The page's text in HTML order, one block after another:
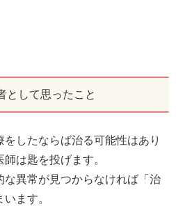
として思ったこと
したならば治る可能性はあり
は匙を投げます。
な異常が見つからなければ「治
ます。